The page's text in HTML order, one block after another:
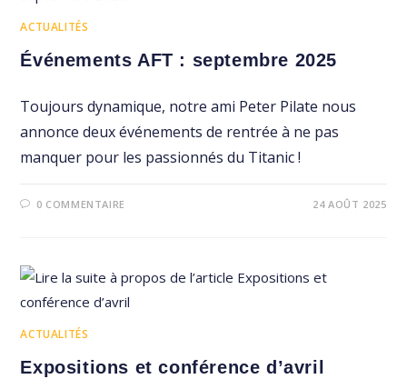
ACTUALITÉS
Événements AFT : septembre 2025
Toujours dynamique, notre ami Peter Pilate nous
annonce deux événements de rentrée à ne pas
manquer pour les passionnés du Titanic !
0 COMMENTAIRE 24 AOÛT 2025
ACTUALITÉS
Expositions et conférence d’avril